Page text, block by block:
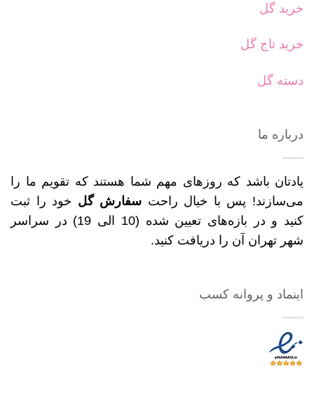
خرید گل
خرید تاج گل
دسته گل
درباره ما
یادتان باشد که روزهای مهم شما هستند که تقویم ما را
می‌سازند! پس با خیال راحت سفارش گل خود را ثبت
کنید و در بازه‌های تعیین شده (10 الی 19) در سراسر
شهر تهران آن را دریافت کنید.
اینماد و پروانه کسب